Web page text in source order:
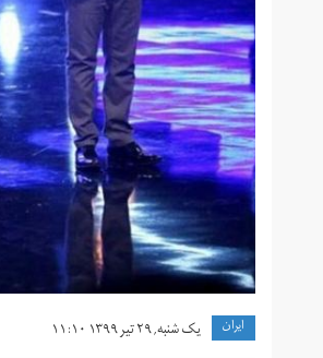
ايران یک شنبه, ۲۹ تیر ۱۳۹۹ ۱۱:۱۰